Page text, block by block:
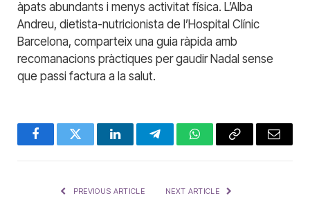
àpats abundants i menys activitat física. L’Alba
Andreu, dietista-nutricionista de l’Hospital Clínic
Barcelona, comparteix una guia ràpida amb
recomanacions pràctiques per gaudir Nadal sense
que passi factura a la salut.
FacebookTwitter LinkedInTelegramWhatsAppCopy
Email
PREVIOUS ARTICLE NEXT ARTICLE